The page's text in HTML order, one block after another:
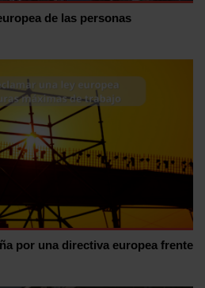
de las personas
por una directiva europea frente